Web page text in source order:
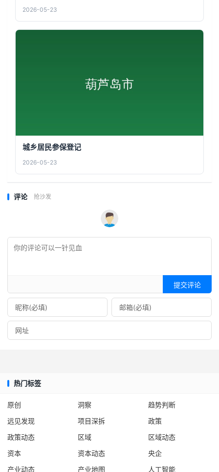
2026-05-23
城乡居民参保登记
2026-05-23
评论 抢沙发
提交评论
热门标签
原创 洞察
趋势判断
远见发现
项目深拆
政策
政策动态
区域
区域动态
资本
资本动态
央企
产业动态
产业地图 人工智能